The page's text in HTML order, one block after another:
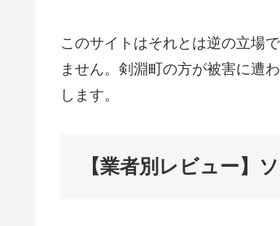
このサイトはそれとは逆の立場
ません。剣淵町の方が被害に遭
します。
【業者別レビュー】